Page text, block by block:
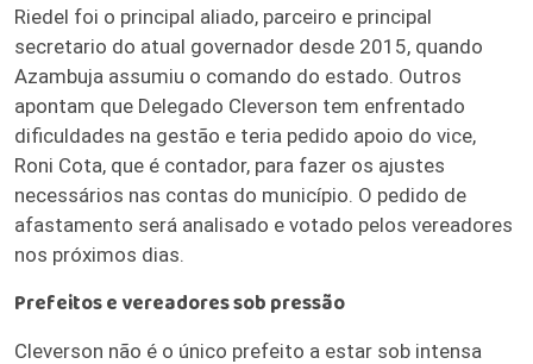
Riedel foi o principal aliado, parceiro e principal
secretario do atual governador desde 2015, quando
Azambuja assumiu o comando do estado. Outros
apontam que Delegado Cleverson tem enfrentado
dificuldades na gestão e teria pedido apoio do vice,
Roni Cota, que é contador, para fazer os ajustes
necessários nas contas do município. O pedido de
afastamento será analisado e votado pelos vereadores
nos próximos dias.
Prefeitos e vereadores sob pressão
Cleverson não é o único prefeito a estar sob intensa